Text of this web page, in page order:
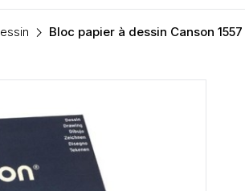
Bloc papier à dessin Canson